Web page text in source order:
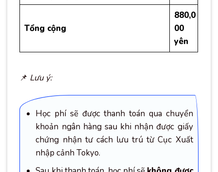
Tổng cộng
880,0
00
yên
📌 Lưu ý:
Học phí sẽ được thanh toán qua chuyển
khoản ngân hàng sau khi nhận được giấy
chứng nhận tư cách lưu trú từ Cục Xuất
nhập cảnh Tokyo.